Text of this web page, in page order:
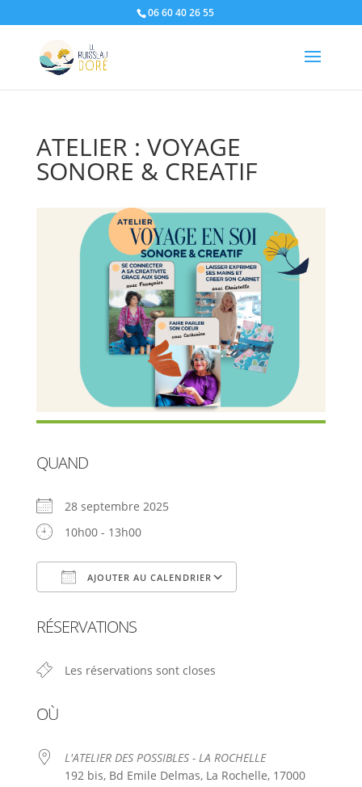
06 60 40 26 55
ATELIER : VOYAGE
SONORE & CREATIF
QUAND
28 septembre 2025
10h00 - 13h00
AJOUTER AU CALENDRIER
RÉSERVATIONS
Les réservations sont closes
OÙ
L'ATELIER DES POSSIBLES - LA ROCHELLE
192 bis, Bd Emile Delmas, La Rochelle, 17000